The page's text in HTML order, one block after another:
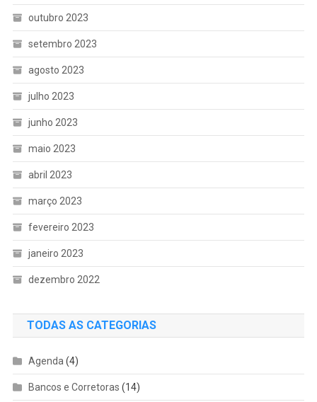
outubro 2023
setembro 2023
agosto 2023
julho 2023
junho 2023
maio 2023
abril 2023
março 2023
fevereiro 2023
janeiro 2023
dezembro 2022
TODAS AS CATEGORIAS
Agenda (4)
Bancos e Corretoras (14)